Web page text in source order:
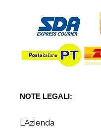
NOTE LEGALI:
L’Azienda